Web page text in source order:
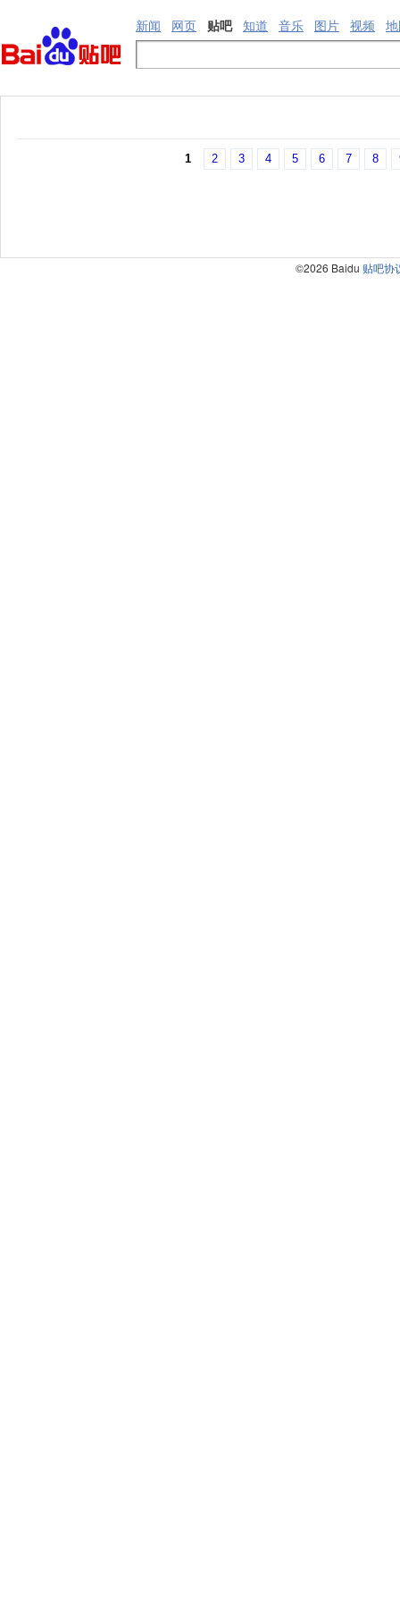
新闻 网页 贴吧 知道 音乐 图片 视频
1 2 3 4 5 6 7 8
©2026 Baidu 贴吧协